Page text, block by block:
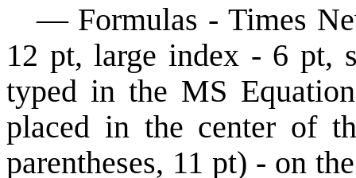
— Formulas - Times
12 pt, large index - 6 pt,
typed in the MS
placed in the center of
parentheses, 11 pt) - on